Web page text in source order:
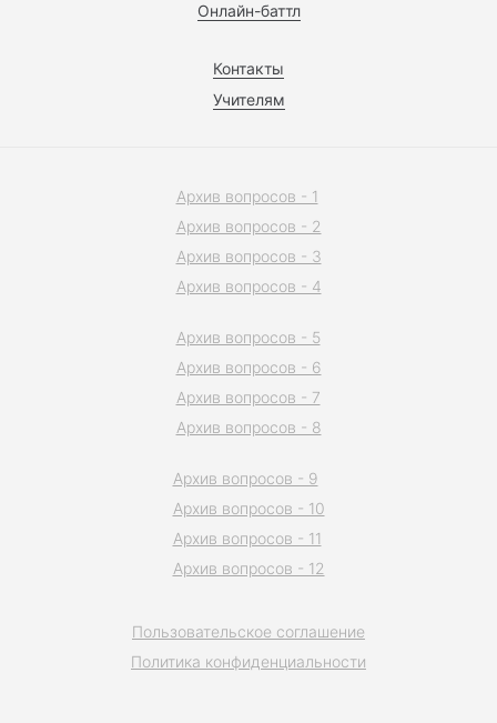
Онлайн-баттл
Контакты
Учителям
Пользовательское соглашение
Политика конфиденциальности
Архив вопросов - 1
Архив вопросов - 2
Архив вопросов - 3
Архив вопросов - 4
Архив вопросов - 5
Архив вопросов - 6
Архив вопросов - 7
Архив вопросов - 8
Архив вопросов - 9
Архив вопросов - 10
Архив вопросов - 11
Архив вопросов - 12